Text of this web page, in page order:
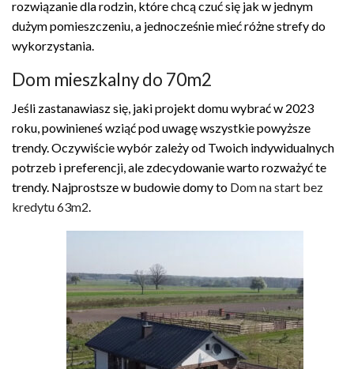
rozwiązanie dla rodzin, które chcą czuć się jak w jednym
dużym pomieszczeniu, a jednocześnie mieć różne strefy do
wykorzystania.
Dom mieszkalny do 70m2
Jeśli zastanawiasz się, jaki projekt domu wybrać w 2023
roku, powinieneś wziąć pod uwagę wszystkie powyższe
trendy. Oczywiście wybór zależy od Twoich indywidualnych
potrzeb i preferencji, ale zdecydowanie warto rozważyć te
trendy. Najprostsze w budowie domy to Dom na start bez
kredytu 63m2